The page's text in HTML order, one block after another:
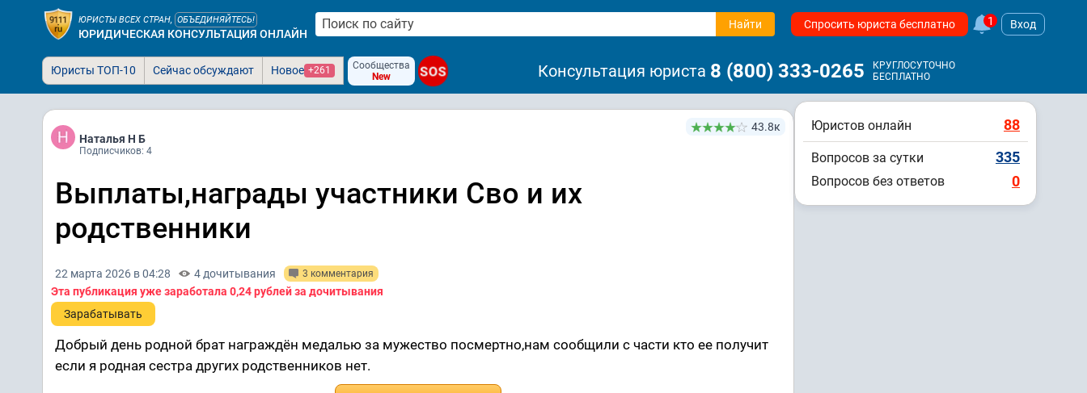
ЮРИСТЫ ВСЕХ СТРАН, ОБЪЕДИНЯЙТЕСЬ!
ЮРИДИЧЕСКАЯ КОНСУЛЬТАЦИЯ ОНЛАЙН
Найти Спросить юриста бесплатно 1 Вход
Юристы ТОП-10 Сейчас обсуждают Новое +261
Сообщества
New
SOS Консультация юриста 8 (800) 333-0265
КРУГЛОСУТОЧНО
БЕСПЛАТНО
Наталья Н Б
Подписчиков: 4
43.8к
Выплаты,награды участники Сво и их
родственники
22 марта 2026 в 04:28 4 дочитывания 3 комментария
Эта публикация уже заработала 0,24 рублейза дочитывания
Зарабатывать
Добрый день родной брат награждён медалью за мужество посмертно,нам сообщили с части кто ее получит
если я родная сестра других родственников нет.
Юристов онлайн 88
Вопросов за сутки 335
Вопросов без ответов 0